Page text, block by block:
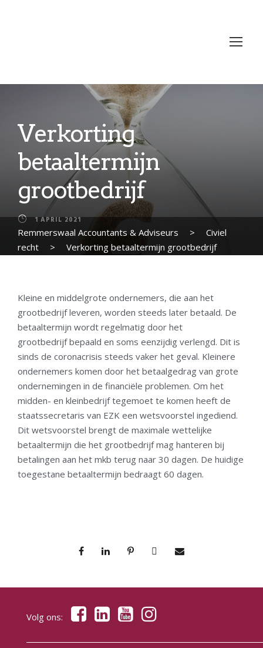
Verkorting
betaaltermijn
grootbedrijf
1 APRIL 2021
Remmerswaal Accountants & Adviseurs >
Civiel
recht
> Verkorting betaaltermijn grootbedrijf
Kleine en middelgrote ondernemers, die aan het
grootbedrijf leveren, worden steeds later betaald. De
betaaltermijn wordt regelmatig door het
grootbedrijf bepaald en soms eenzijdig verlengd. Dit is
sinds de coronacrisis steeds vaker het geval. Kleinere
ondernemers komen door het betaalgedrag van grote
ondernemingen in de financiële problemen. Om het
midden- en kleinbedrijf tegemoet te komen heeft de
staatssecretaris van EZK een wetsvoorstel ingediend.
Dit wetsvoorstel brengt de maximale wettelijke
betaaltermijn die het grootbedrijf mag hanteren bij
betalingen aan het mkb terug naar 30 dagen. De huidige
toegestane betaaltermijn bedraagt 60 dagen.
Volg ons: